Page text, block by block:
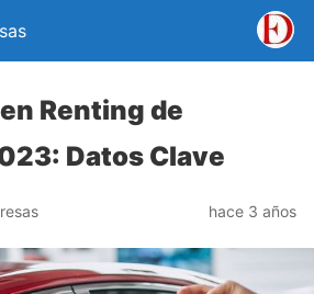
Renting de
Datos Clave
hace 3 años